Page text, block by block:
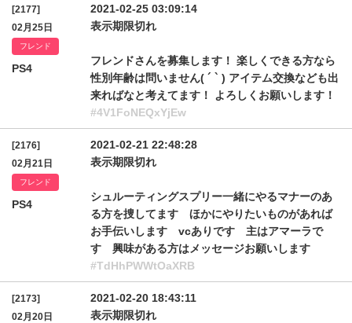
[2177]
02月25日
フレンド
PS4
2021-02-25 03:09:14
表示期限切れ
フレンドさんを募集します！ 楽しくできる方なら
性別年齢は問いません( ´ ` ) アイテム交換なども出
来ればなと考えてます！ よろしくお願いします！
#4V1FoNEQxYjEw
[2176]
02月21日
フレンド
PS4
2021-02-21 22:48:28
表示期限切れ
シュルーティングスプリー一緒にやるマナーのあ
る方を捜してます ほかにやりたいものがあれば
お手伝いします vcありです 主はアマーラで
す 興味がある方はメッセージお願いします
#TdHhPWWtOaXRB
[2173]
02月20日
2021-02-20 18:43:11
表示期限切れ